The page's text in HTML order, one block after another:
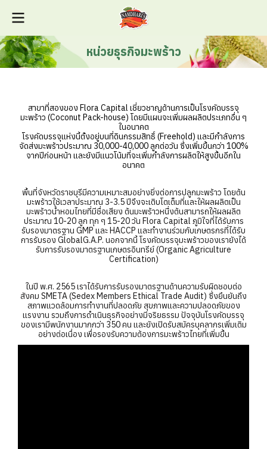
หน่วยธุรกิจมะพร้าว
สาขาที่สองของ Flora Capital เชี่ยวชาญด้านการเป็นโรงคัดบรรจุ
มะพร้าว (Coconut Pack-house) โดยมีแผนจะเพิ่มผลผลิตประเภทอื่น ๆ
ในอนาคต
โรงคัดบรรจุแห่งนี้ตั้งอยู่บนที่ดินกรรมสิทธิ์ (Freehold) และมีกำลังการ
จัดส่งมะพร้าวประมาณ 30,000-40,000 ลูกต่อวัน ซึ่งเพิ่มขึ้นกว่า 100%
จากปีก่อนหน้า และยังมีแนวโน้มที่จะเพิ่มกำลังการผลิตให้สูงขึ้นอีกใน
อนาคต
พื้นที่จังหวัดราชบุรีมีความเหมาะสมอย่างยิ่งต่อการปลูกมะพร้าว โดยต้น
มะพร้าวใช้เวลาประมาณ 3-3.5 ปีจึงจะเติบโตเต็มที่และให้ผลผลิตเป็น
มะพร้าวน้ำหอมไทยที่มีชื่อเสียง ต้นมะพร้าวหนึ่งต้นสามารถให้ผลผลิต
ประมาณ 10-20 ลูก ทุก ๆ 15-20 วัน Flora Capital ภูมิใจที่ได้รับการ
รับรองมาตรฐาน GMP และ HACCP และทำงานร่วมกับเกษตรกรที่ได้รับ
การรับรอง GlobalG.A.P. นอกจากนี้ โรงคัดบรรจุมะพร้าวของเรายังได้
รับการรับรองมาตรฐานเกษตรอินทรีย์ (Organic Agriculture
Certification)
ในปี พ.ศ. 2565 เราได้รับการรับรองมาตรฐานด้านความรับผิดชอบต่อ
สังคม SMETA (Sedex Members Ethical Trade Audit) ซึ่งยืนยันถึง
สภาพแวดล้อมการทำงานที่ปลอดภัย สุขภาพและความปลอดภัยของ
แรงงาน รวมถึงการดำเนินธุรกิจอย่างมีจริยธรรม ปัจจุบันโรงคัดบรรจุ
ของเรามีพนักงานมากกว่า 350 คน และยังเปิดรับสมัครบุคลากรเพิ่มเติม
อย่างต่อเนื่อง เพื่อรองรับความต้องการมะพร้าวไทยที่เพิ่มขึ้น